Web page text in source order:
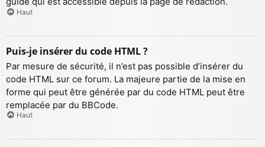
Haut
Puis-je insérer du code HTML ?
Par mesure de sécurité, il n’est pas possible d’insérer du
code HTML sur ce forum. La majeure partie de la mise en
forme qui peut être générée par du code HTML peut être
remplacée par du BBCode.
Haut